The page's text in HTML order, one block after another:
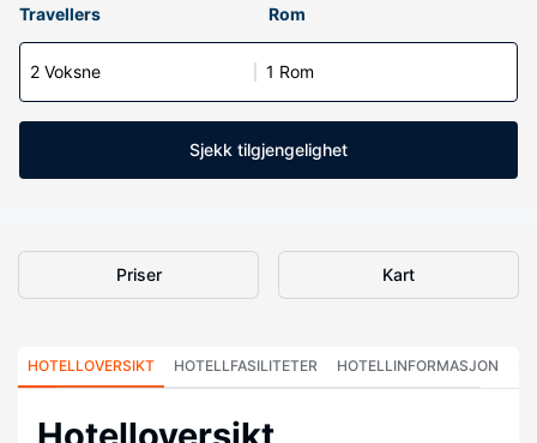
Travellers Rom
2 Voksne 1 Rom
Sjekk tilgjengelighet
Priser Kart
HOTELLOVERSIKT HOTELLFASILITETER HOTELLINFORMASJON